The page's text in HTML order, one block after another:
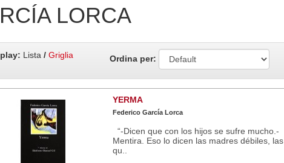
LORCA
Lista / Griglia Ordina per:
YERMA
Federico García Lorca
“-Dicen que con los hijos se sufre mucho.-
Mentira. Eso lo dicen las madres débiles, las
qu..